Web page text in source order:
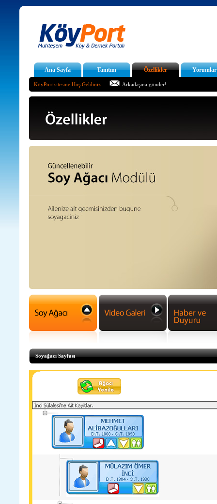
Ana Sayfa Tanıtım Özellikler Yorumlar
KöyPort sitesine Hoş Geldiniz... Arkadaşına gönder!
Soyağacı Sayfası